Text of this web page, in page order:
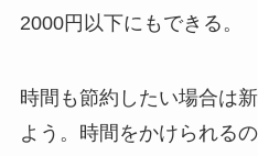
2000円以下にもできる。
時間も節約したい場合は
よう。時間をかけられる